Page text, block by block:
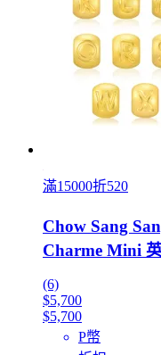
滿15000折520
Chow Sang
Charme Mini
(6)
$5,700
$5,700
P幣